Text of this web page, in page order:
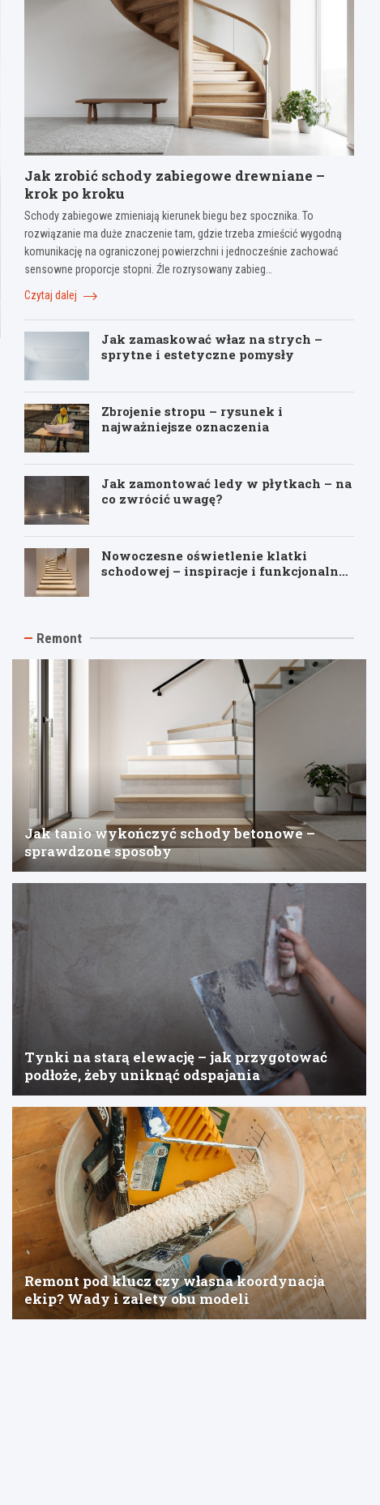
Jak zrobić schody zabiegowe drewniane –
krok po kroku
Schody zabiegowe zmieniają kierunek biegu bez spocznika. To
rozwiązanie ma duże znaczenie tam, gdzie trzeba zmieścić wygodną
komunikację na ograniczonej powierzchni i jednocześnie zachować
sensowne proporcje stopni. Źle rozrysowany zabieg…
Czytaj dalej
Jak zamaskować właz na strych –
sprytne i estetyczne pomysły
Zbrojenie stropu – rysunek i
najważniejsze oznaczenia
Jak zamontować ledy w płytkach – na
co zwrócić uwagę?
Nowoczesne oświetlenie klatki
schodowej – inspiracje i funkcjonalne
Remont
Jak tanio wykończyć schody betonowe –
sprawdzone sposoby
Tynki na starą elewację – jak przygotować
podłoże, żeby uniknąć odspajania
Remont pod klucz czy własna koordynacja
ekip? Wady i zalety obu modeli